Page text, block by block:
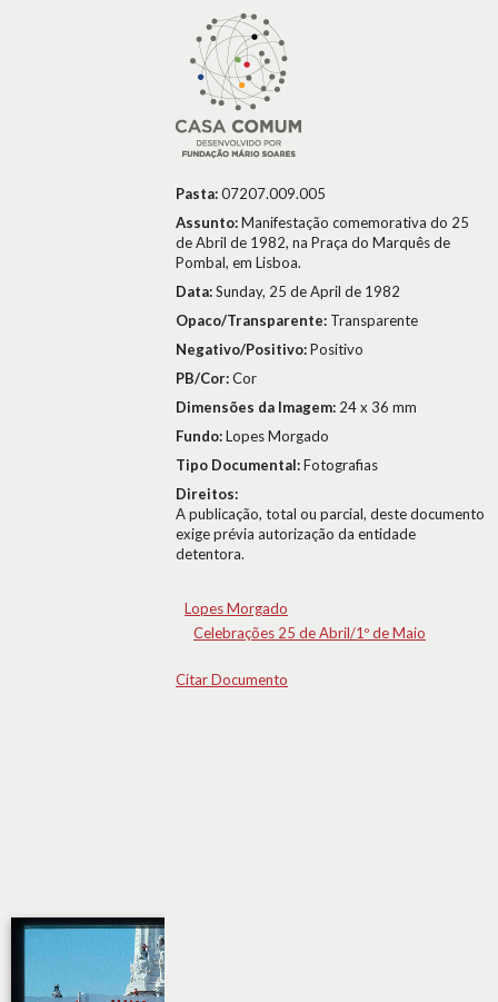
Pasta:07207.009.005
Assunto:Manifestação comemorativa do 25
de Abril de 1982, na Praça do Marquês de
Pombal, em Lisboa.
Data:Sunday, 25 de April de 1982
Opaco/Transparente: Transparente
Negativo/Positivo:Positivo
PB/Cor:Cor
Dimensões da Imagem: 24 x 36 mm
Fundo:Lopes Morgado
Tipo Documental:Fotografias
Direitos:
A publicação, total ou parcial, deste documento
exige prévia autorização da entidade
detentora.
Lopes Morgado
Celebrações 25 de Abril/1º de Maio
Citar Documento